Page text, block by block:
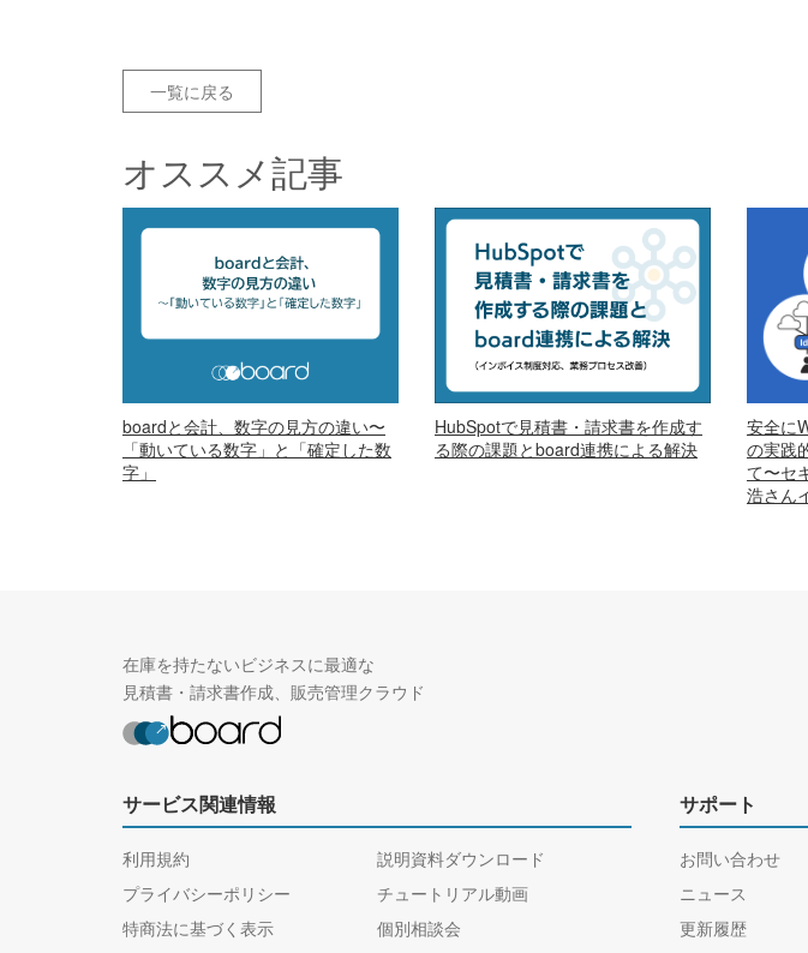
一覧に戻る
オススメ記事
boardと会計、数字の見方の違い〜
「動いている数字」と「確定した数
字」
HubSpotで見積書・請求書を作成す
る際の課題とboard連携による解決
安全に
の実践
て〜セ
浩さん
在庫を持たないビジネスに最適な
見積書・請求書作成、販売管理クラウド
サービス関連情報
利用規約
プライバシーポリシー
特商法に基づく表示
説明資料ダウンロード
チュートリアル動画
個別相談会
サポート
お問い合わせ
ニュース
更新履歴